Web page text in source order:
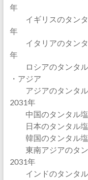
年
イギリスのタンタ
年
イタリアのタンタ
年
ロシアのタンタル
・アジア
アジアのタンタル
2031年
中国のタンタル塩
日本のタンタル塩
韓国のタンタル塩
東南アジアのタン
2031年
インドのタンタル